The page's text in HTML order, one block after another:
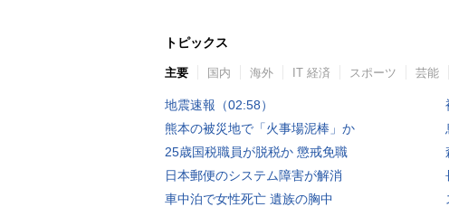
トピックス
主要 国内 海外 IT 経済 スポーツ 芸能
地震速報（02:58）
熊本の被災地で「火事場泥棒」か
25歳国税職員が脱税か 懲戒免職
日本郵便のシステム障害が解消
車中泊で女性死亡 遺族の胸中